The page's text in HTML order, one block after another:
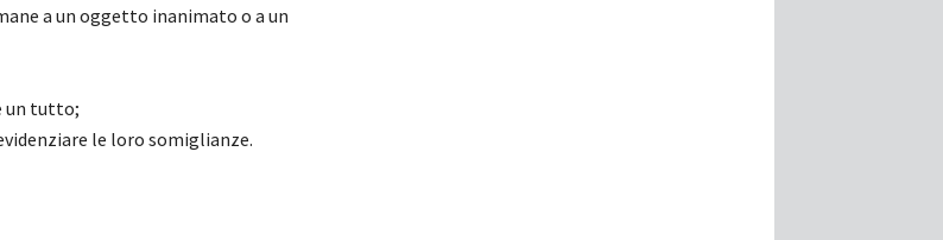
a un oggetto inanimato o a un
un tutto;
le loro somiglianze.